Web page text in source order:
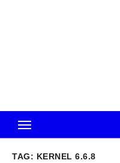
TAG: KERNEL 6.6.8